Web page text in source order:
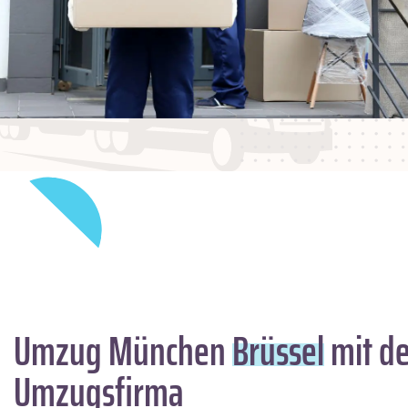
Umzug MünchenBrüsselmit
Umzugsfirma